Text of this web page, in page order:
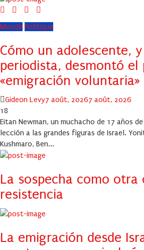
Monde Politique
Cómo un adolescente,
periodista, desmontó el
«emigración voluntaria»
Author
Gideon LevyPosted
7 août, 20267 août, 2026
18
Eitan Newman, un muchacho de 17 años de
lección a las grandes figuras de Israel.
Kushmaro, Ben...
La sospecha como otra
resistencia
La emigración desde